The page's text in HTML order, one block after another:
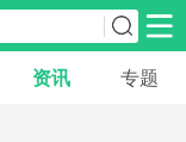
安卓游戏
资讯 专题